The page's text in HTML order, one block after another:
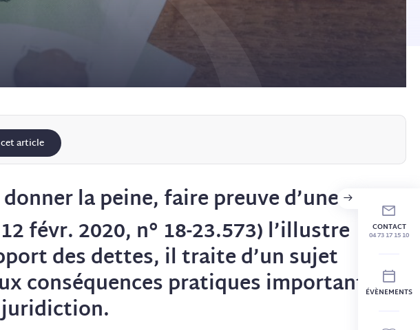
CONTACT
04 73 17 15 10
ÉVÈNEMENTS
cet article
la peine, faire preuve d’une belle
févr. 2020, n° 18-23.573) l’illustre
des dettes, il traite d’un sujet
conséquences pratiques importantes.
juridiction.